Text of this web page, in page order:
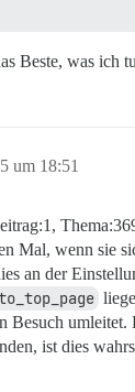
Beste, was ich
um 18:51
Mal, wenn sie
an der
Besuch
ist dies